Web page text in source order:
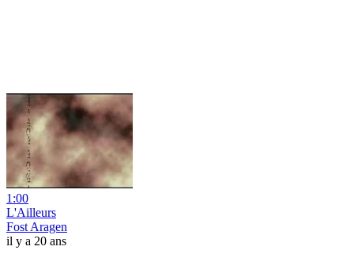
1:00
L'Ailleurs
Fost Aragen
il y a 20 ans